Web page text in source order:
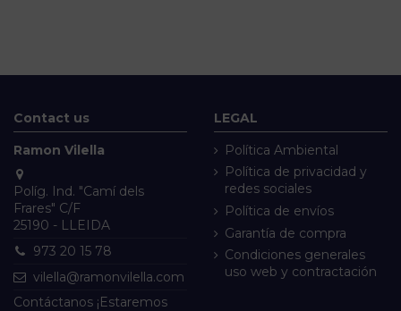
Contact us
Ramon Vilella
Políg. Ind. "Camí dels
Frares" C/F
25190 - LLEIDA
973 20 15 78
vilella@ramonvilella.com
Contáctanos ¡Estaremos
LEGAL
Política Ambiental
Política de privacidad y
redes sociales
Política de envíos
Garantía de compra
Condiciones generales
uso web y contractación